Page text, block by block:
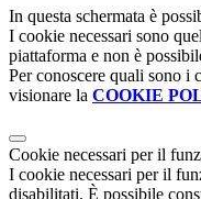
In questa schermata è
I cookie necessari sono
piattaforma e non è
Per conoscere quali sono i
visionare la COOKIE
Cookie necessari per il
I cookie necessari per il
disabilitati. È possibile